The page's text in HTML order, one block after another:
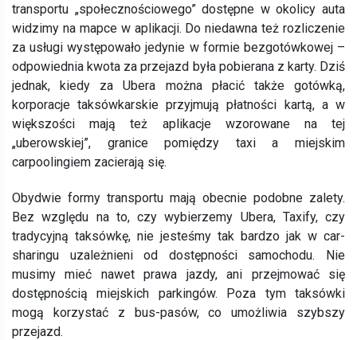
transportu „społecznościowego” dostępne w okolicy auta
widzimy na mapce w aplikacji. Do niedawna też rozliczenie
za usługi występowało jedynie w formie bezgotówkowej –
odpowiednia kwota za przejazd była pobierana z karty. Dziś
jednak, kiedy za Ubera można płacić także gotówką,
korporacje taksówkarskie przyjmują płatności kartą, a w
większości mają też aplikacje wzorowane na tej
„uberowskiej”, granice pomiędzy taxi a miejskim
carpoolingiem zacierają się.
Obydwie formy transportu mają obecnie podobne zalety.
Bez względu na to, czy wybierzemy Ubera, Taxify, czy
tradycyjną taksówkę, nie jesteśmy tak bardzo jak w car-
sharingu uzależnieni od dostępności samochodu. Nie
musimy mieć nawet prawa jazdy, ani przejmować się
dostępnością miejskich parkingów. Poza tym taksówki
mogą korzystać z bus-pasów, co umożliwia szybszy
przejazd.